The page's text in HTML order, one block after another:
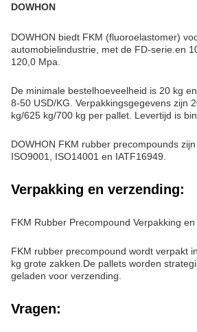
DOWHON
DOWHON biedt FKM (fluoroelastomer)
automobielindustrie, met de FD-serie.en
120,0 Mpa.
De minimale bestelhoeveelheid is 20 kg
8-50 USD/KG. Verpakkingsgegevens zijn
kg/625 kg/700 kg per pallet. Levertijd is
DOWHON FKM rubber precompounds
ISO9001, ISO14001 en IATF16949.
Verpakking en verzending:
FKM Rubber Precompound Verpakking
FKM rubber precompound wordt verpakt
kg grote zakken.De pallets worden
geladen voor verzending.
Vragen: